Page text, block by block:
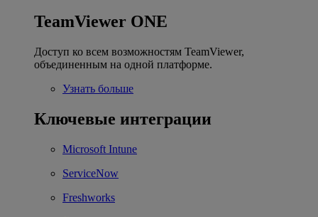
TeamViewer ONE
Доступ ко всем возможностям TeamViewer,
объединенным на одной платформе.
Узнать больше
Ключевые интеграции
Microsoft Intune
ServiceNow
Freshworks